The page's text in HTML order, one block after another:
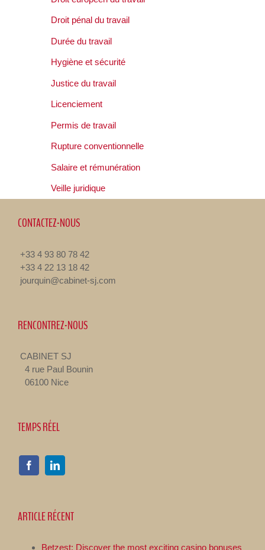
Droit pénal du travail
Durée du travail
Hygiène et sécurité
Justice du travail
Licenciement
Permis de travail
Rupture conventionnelle
Salaire et rémunération
Veille juridique
CONTACTEZ-NOUS
+33 4 93 80 78 42
+33 4 22 13 18 42
jourquin@cabinet-sj.com
RENCONTREZ-NOUS
CABINET SJ
4 rue Paul Bounin
06100 Nice
TEMPS RÉEL
ARTICLE RÉCENT
Betzest: Discover the most exciting casino bonuses